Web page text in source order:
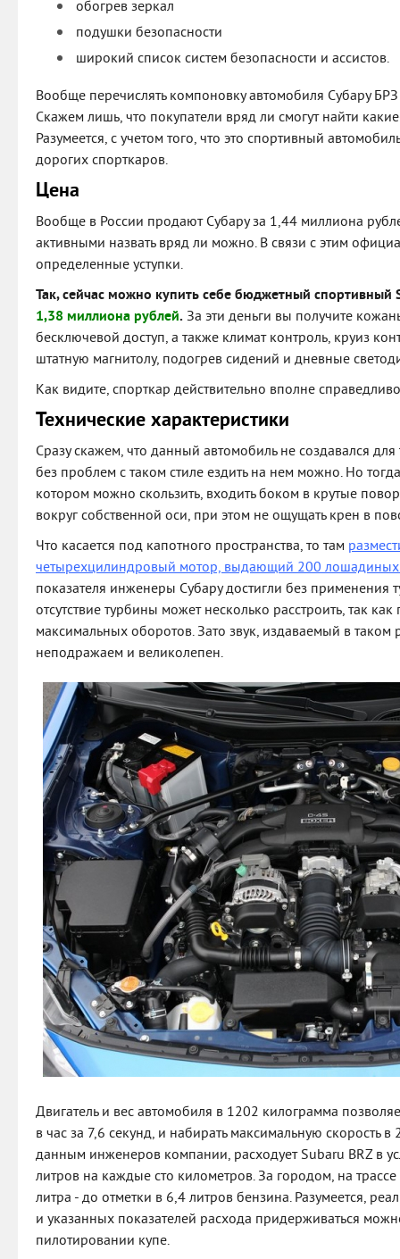
обогрев зеркал
подушки безопасности
широкий список систем безопасности и ассистов.
Вообще перечислять компоновку автомобиля Субару
Скажем лишь, что покупатели вряд ли смогут найти
Разумеется, с учетом того, что это спортивный
дорогих спорткаров.
Цена
Вообще в России продают Субару за 1,44 миллиона
активными назвать вряд ли можно. В связи с этим
определенные уступки.
Так, сейчас можно купить себе бюджетный спортивный
1,38 миллиона рублей. За эти деньги вы получите
бесключевой доступ, а также климат контроль, круиз
штатную магнитолу, подогрев сидений и дневные
Как видите, спорткар действительно вполне
Технические характеристики
Сразу скажем, что данный автомобиль не создавался
без проблем с таком стиле ездить на нем можно. Но
котором можно скользить, входить боком в крутые
вокруг собственной оси, при этом не ощущать крен в
Что касается под капотного пространства, то там
четырехцилиндровый мотор, выдающий 200
показателя инженеры Субару достигли без применения
отсутствие турбины может несколько расстроить, так
максимальных оборотов. Зато звук, издаваемый в таком
неподражаем и великолепен.
Двигатель и вес автомобиля в 1202 килограмма
в час за 7,6 секунд, и набирать максимальную скорость
данным инженеров компании, расходует Subaru BRZ в
литров на каждые сто километров. За городом, на
литра - до отметки в 6,4 литров бензина. Разумеется,
и указанных показателей расхода придерживаться
пилотировании купе.